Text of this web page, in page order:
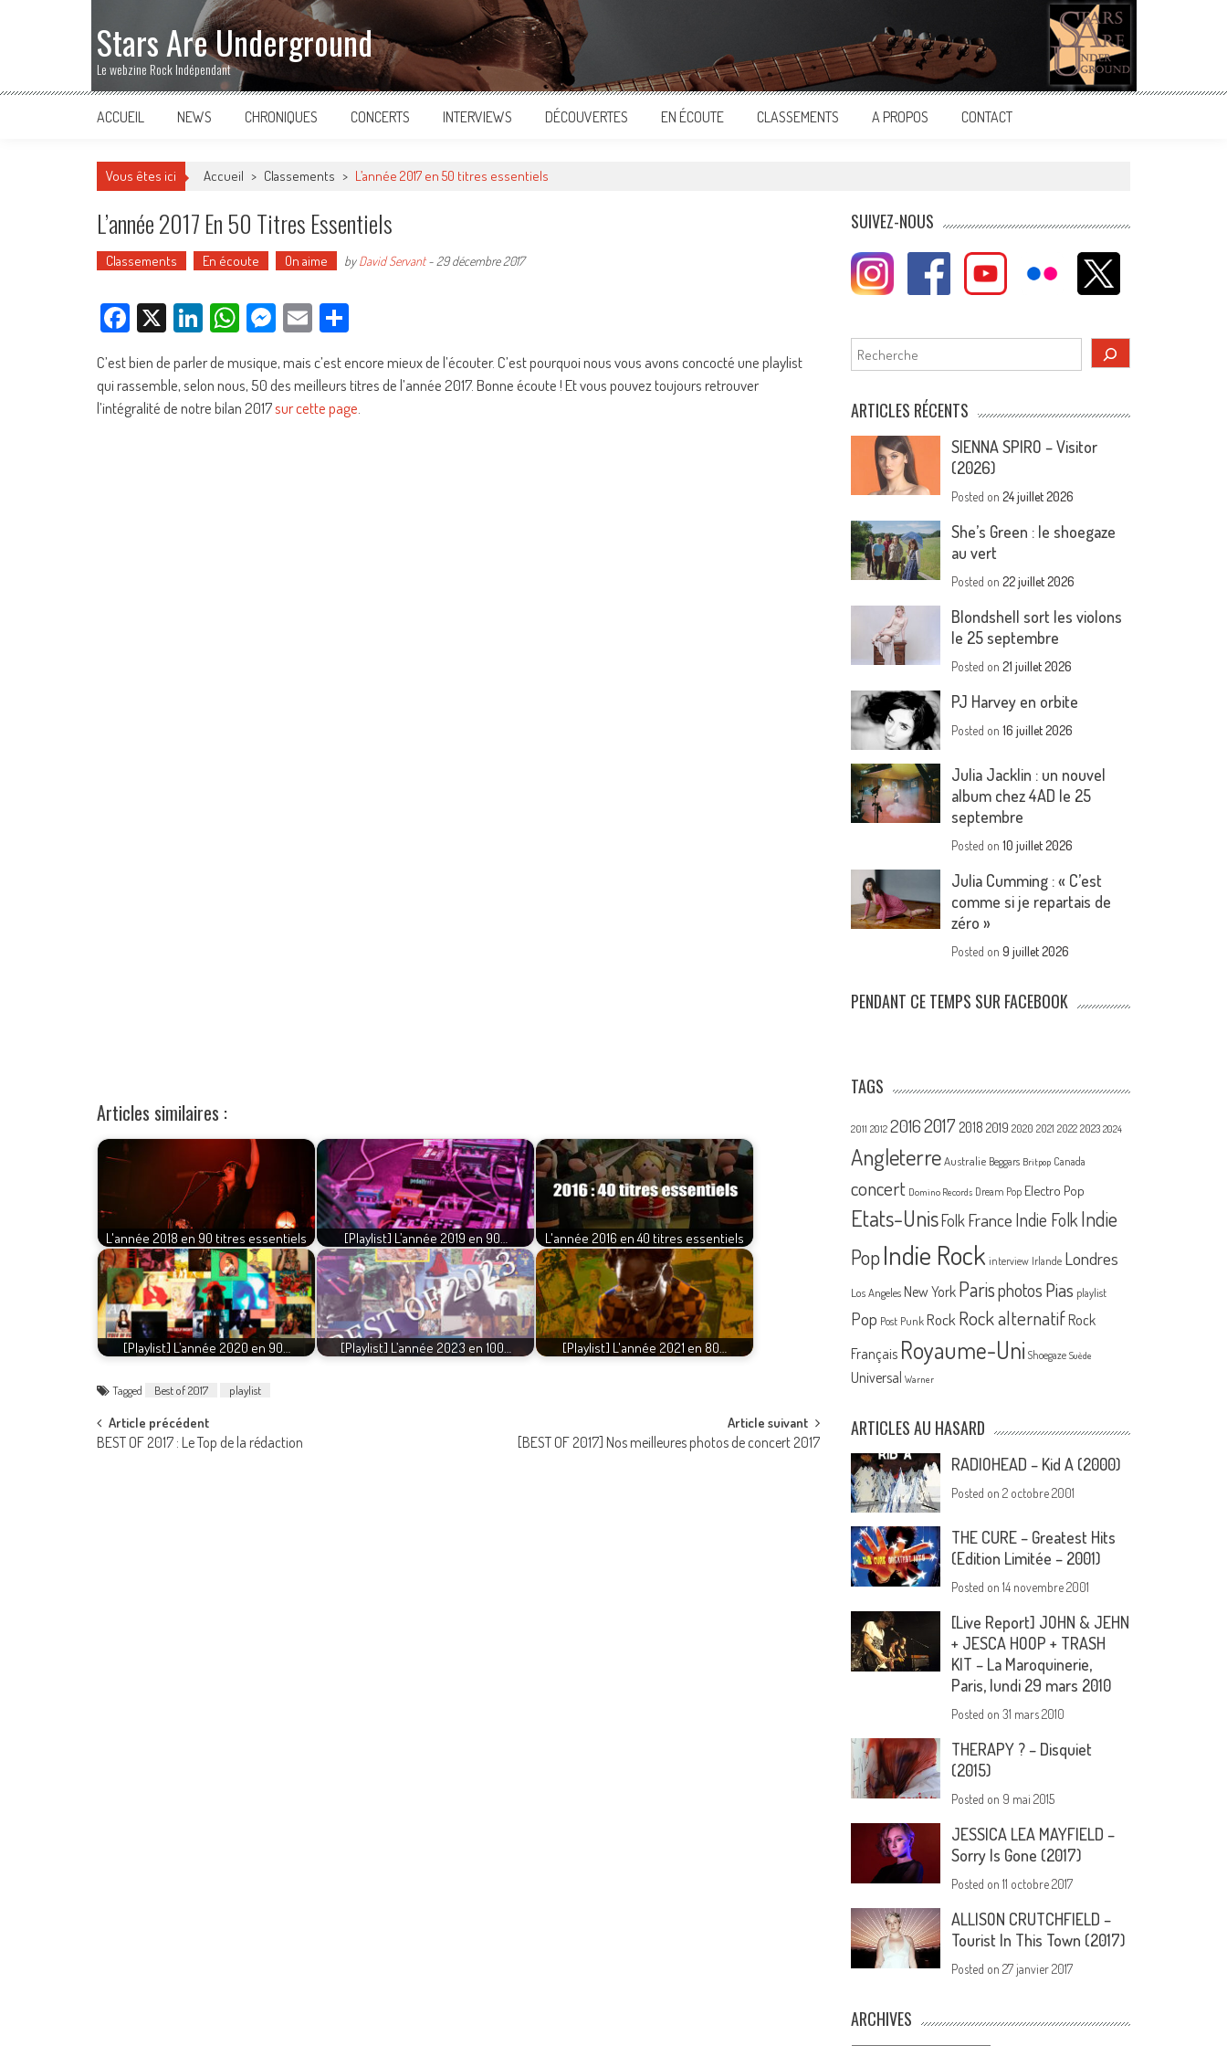
Stars Are Underground
Le webzine Rock Indépendant
ACCUEIL NEWS CHRONIQUES CONCERTS INTERVIEWS DÉCOUVERTES EN ÉCOUTE CLASSEMENTS A PROPOS CONTACT
Vous êtes ici Accueil > Classements > L’année 2017 en 50 titres essentiels
L’année 2017 En 50 Titres Essentiels
Classements En écoute On aime byDavid Servant- 29 décembre 2017
Facebook
X LinkedIn
WhatsApp
Messenger
Email
C’est bien de parler de musique, mais c’est encore mieux de l’écouter. C’est pourquoi nous vous avons concocté une playlist
qui rassemble, selon nous, 50 des meilleurs titres de l’année 2017. Bonne écoute ! Et vous pouvez toujours retrouver
l’intégralité de notre bilan 2017sur cette page
Articles similaires :
L'année 2018 en 90 titres essentiels [Playlist] L’année 2019 en 90… L'année 2016 en 40 titres essentiels
[Playlist] L’année 2020 en 90… [Playlist] L’année 2023 en 100… [Playlist] L'année 2021 en 80…
Tagged Best of 2017 playlist
Post
Article précédent
BEST OF 2017 : Le Top de la rédaction
Article suivant
[BEST OF 2017] Nos meilleures photos de concert 2017
SUIVEZ-NOUS
Rechercher
ARTICLES RÉCENTS
SIENNA SPIRO – Visitor
(2026)
Posted on24 juillet 2026
She’s Green : le shoegaze
au vert
Posted on22 juillet 2026
Blondshell sort les violons
le 25 septembre
Posted on21 juillet 2026
PJ Harvey en orbite
Posted on16 juillet 2026
Julia Jacklin : un nouvel
album chez 4AD le 25
septembre
Posted on10 juillet 2026
Julia Cumming : « C’est
comme si je repartais de
zéro »
Posted on9 juillet 2026
PENDANT CE TEMPS SUR FACEBOOK
TAGS
2011 2012 20162017 2018 2019 2020 2021 2022 2023 2024
Angleterre Australie Beggars Britpop Canada
concert Domino Records Dream Pop Electro Pop
Etats-UnisFolk France Indie FolkIndie
PopIndie Rock interview Irlande Londres
Los Angeles New York Parisphotos Pias playlist
Pop Post Punk Rock Rock alternatif Rock
Français Royaume-Uni Shoegaze Suède
Universal Warner
ARTICLES AU HASARD
RADIOHEAD – Kid A (2000)
Posted on2 octobre 2001
THE CURE – Greatest Hits
(Edition Limitée – 2001)
Posted on14 novembre 2001
[Live Report] JOHN & JEHN
+ JESCA HOOP + TRASH
KIT – La Maroquinerie,
Paris, lundi 29 mars 2010
Posted on31 mars 2010
THERAPY ? – Disquiet
(2015)
Posted on 9 mai 2015
JESSICA LEA MAYFIELD –
Sorry Is Gone (2017)
Posted on11 octobre 2017
ALLISON CRUTCHFIELD –
Tourist In This Town (2017)
Posted on27 janvier 2017
ARCHIVES